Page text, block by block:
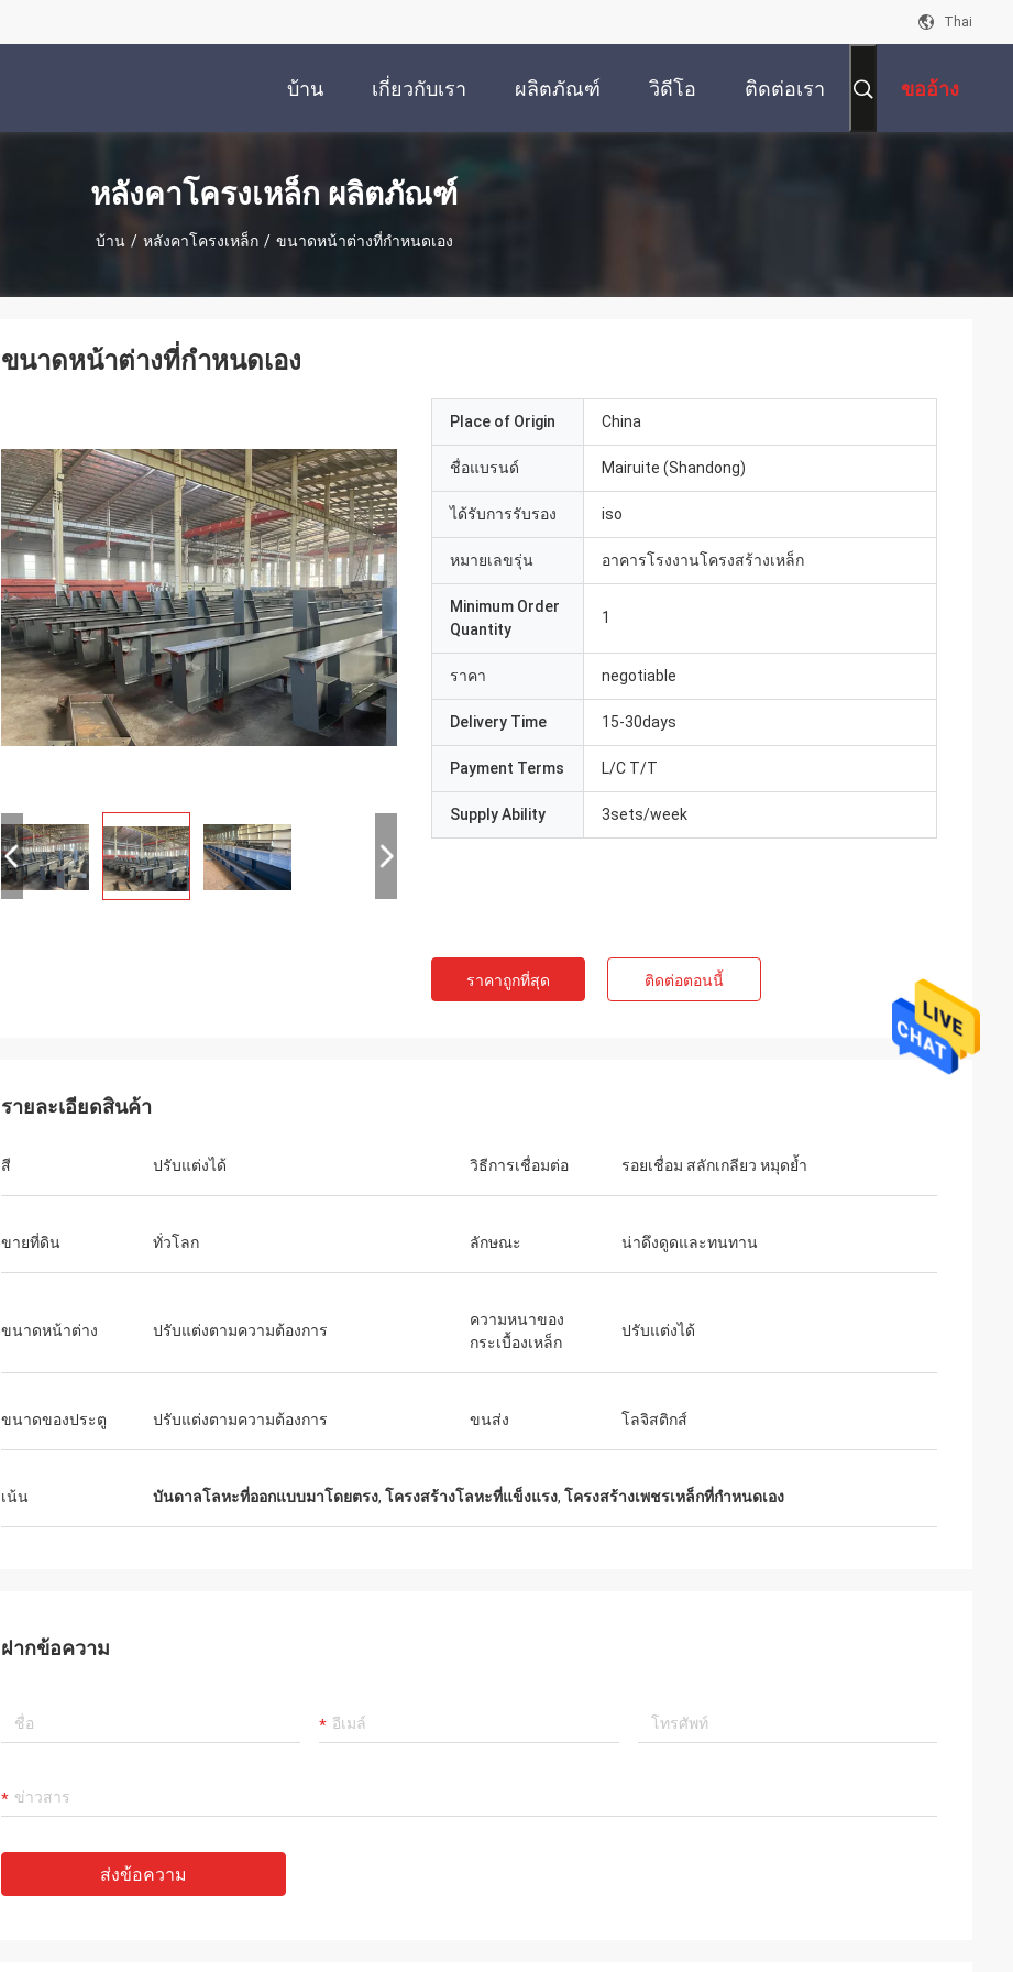
Thai
บ้าน เกี่ยวกับเรา ผลิตภัณฑ์ วิดีโอ ติดต่อเรา ขออ้าง
หลังคาโครงเหล็ก ผลิตภัณฑ์
บ้าน / หลังคาโครงเหล็ก / ขนาดหน้าต่างที่กําหนดเอง
ขนาดหน้าต่างที่กําหนดเอง
Place of Origin China
ชื่อแบรนด์ Mairuite (Shandong)
ได้รับการรับรอง iso
หมายเลขรุ่น อาคารโรงงานโครงสร้างเหล็ก
Minimum Order
Quantity
1
ราคา negotiable
Delivery Time 15-30days
Payment Terms L/C T/T
Supply Ability 3sets/week
ราคาถูกที่สุด ติดต่อตอนนี้
รายละเอียดสินค้า
สี ปรับแต่งได้ วิธีการเชื่อมต่อ รอยเชื่อม สลักเกลียว หมุดย้ำ
ขายที่ดิน ทั่วโลก ลักษณะ น่าดึงดูดและทนทาน
ขนาดหน้าต่าง ปรับแต่งตามความต้องการ
ความหนาของ
กระเบื้องเหล็ก
ปรับแต่งได้
ขนาดของประตู ปรับแต่งตามความต้องการ ขนส่ง โลจิสติกส์
เน้น บันดาลโลหะที่ออกแบบมาโดยตรง, โครงสร้างโลหะที่แข็งแรง, โครงสร้างเพชรเหล็กที่กําหนดเอง
ฝากข้อความ
ส่งข้อความ